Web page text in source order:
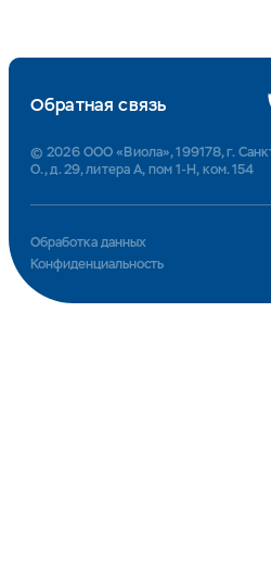
Обработка данных
Конфиденциальность
Обратная связь
© 2026 ООО «Виола», 199178, г.
О., д. 29, литера А, пом 1-Н, ком. 154